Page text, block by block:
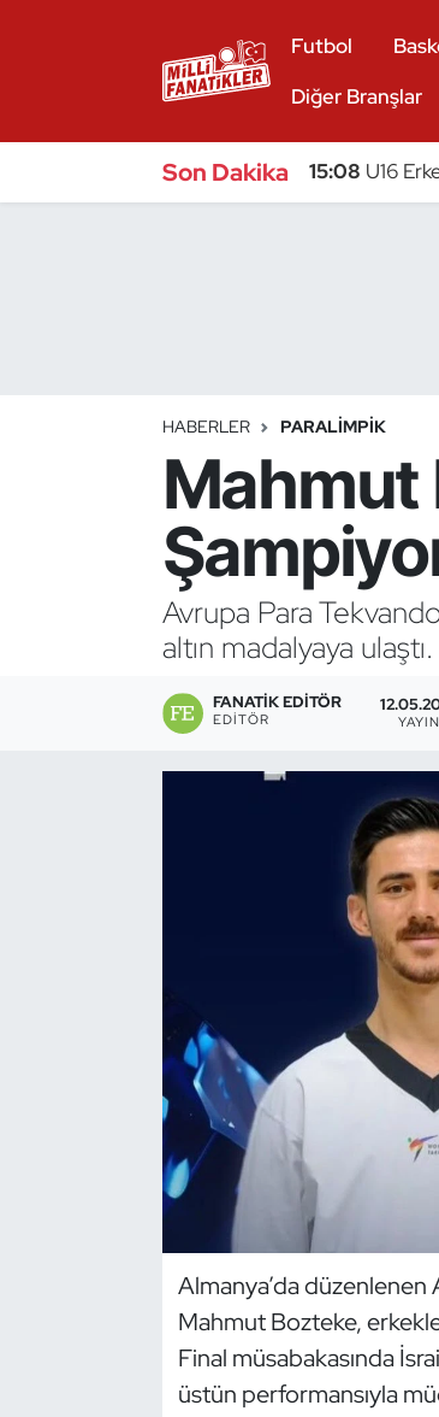
Futbol
Diğer Branşlar
Son Dakika 15:08 U16
HABERLER PARALIMPIK
Mahmut
Avrupa Para
altın madalyaya ulaştı.
FANATIK EDITÖR
EDITÖR
Almanya’da düzenlenen
Mahmut Bozteke,
Final müsabakasında
üstün performansıyla
Bocce Bowling Dart
Buz Hokeyi
Dans Sporları
Dövüş Sanatı